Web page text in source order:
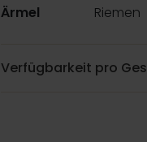
Ärmel
Riemen
Verfügbarkeit pro